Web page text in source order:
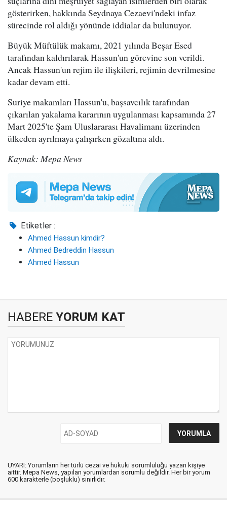
gösterirken, hakkında Seydnaya Cezaevi'ndeki infaz
sürecinde rol aldığı yönünde iddialar da bulunuyor.
Büyük Müftülük makamı, 2021 yılında Beşar Esed
tarafından kaldırılarak Hassun'un görevine son verildi.
Ancak Hassun'un rejim ile ilişkileri, rejimin devrilmesine
kadar devam etti.
Suriye makamları Hassun'u, başsavcılık tarafından
çıkarılan yakalama kararının uygulanması kapsamında 27
Mart 2025'te Şam Uluslararası Havalimanı üzerinden
ülkeden ayrılmaya çalışırken gözaltına aldı.
Kaynak: Mepa News
Etiketler :
Ahmed Hassun kimdir?
Ahmed Bedreddin Hassun
Ahmed Hassun
HABERE YORUM KAT
UYARI: Yorumların her türlü cezai ve hukuki sorumluluğu yazan kişiye
aittir. Mepa News, yapılan yorumlardan sorumlu değildir. Her bir yorum
600 karakterle (boşluklu) sınırlıdır.